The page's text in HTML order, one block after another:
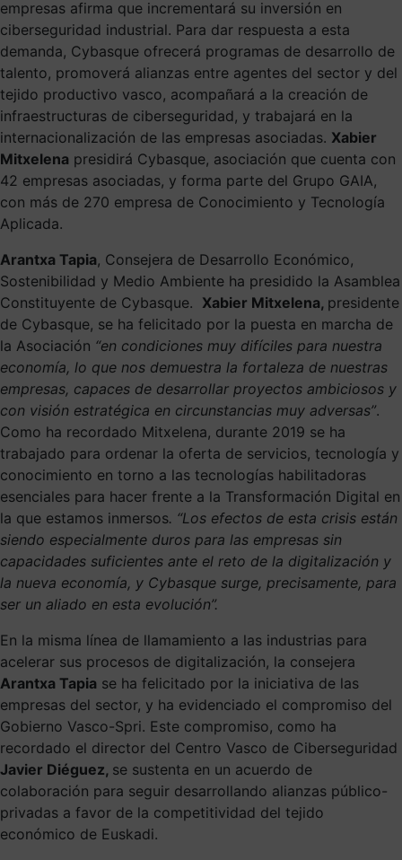
empresas afirma que incrementará su inversión en
ciberseguridad industrial. Para dar respuesta a esta
demanda, Cybasque ofrecerá programas de desarrollo de
talento, promoverá alianzas entre agentes del sector y del
tejido productivo vasco, acompañará a la creación de
infraestructuras de ciberseguridad, y trabajará en la
internacionalización de las empresas asociadas. Xabier
Mitxelena presidirá Cybasque, asociación que cuenta con
42 empresas asociadas, y forma parte del Grupo GAIA,
con más de 270 empresa de Conocimiento y Tecnología
Aplicada.
Arantxa Tapia, Consejera de Desarrollo Económico,
Sostenibilidad y Medio Ambiente ha presidido la Asamblea
Constituyente de Cybasque. Xabier Mitxelena, presidente
de Cybasque, se ha felicitado por la puesta en marcha de
la Asociación “en condiciones muy difíciles para nuestra
economía, lo que nos demuestra la fortaleza de nuestras
empresas, capaces de desarrollar proyectos ambiciosos y
con visión estratégica en circunstancias muy adversas”.
Como ha recordado Mitxelena, durante 2019 se ha
trabajado para ordenar la oferta de servicios, tecnología y
conocimiento en torno a las tecnologías habilitadoras
esenciales para hacer frente a la Transformación Digital en
la que estamos inmersos. “Los efectos de esta crisis están
siendo especialmente duros para las empresas sin
capacidades suficientes ante el reto de la digitalización y
la nueva economía, y Cybasque surge, precisamente, para
ser un aliado en esta evolución”.
En la misma línea de llamamiento a las industrias para
acelerar sus procesos de digitalización, la consejera
Arantxa Tapia se ha felicitado por la iniciativa de las
empresas del sector, y ha evidenciado el compromiso del
Gobierno Vasco-Spri. Este compromiso, como ha
recordado el director del Centro Vasco de Ciberseguridad
Javier Diéguez, se sustenta en un acuerdo de
colaboración para seguir desarrollando alianzas público-
privadas a favor de la competitividad del tejido
económico de Euskadi.